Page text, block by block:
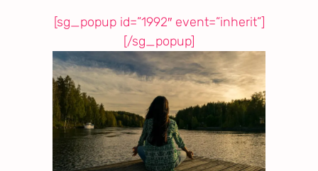
[sg_popup id=”1992″ event=”inherit”]
[/sg_popup]